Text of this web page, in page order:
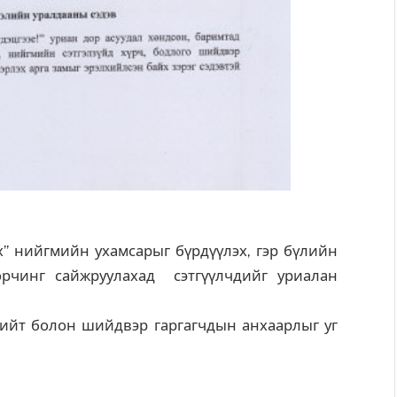
ухамсарыг бүрдүүлэх, гэр бүлийн
сайжруулахад сэтгүүлчдийг уриалан
болон шийдвэр гаргагчдын анхаарлыг уг